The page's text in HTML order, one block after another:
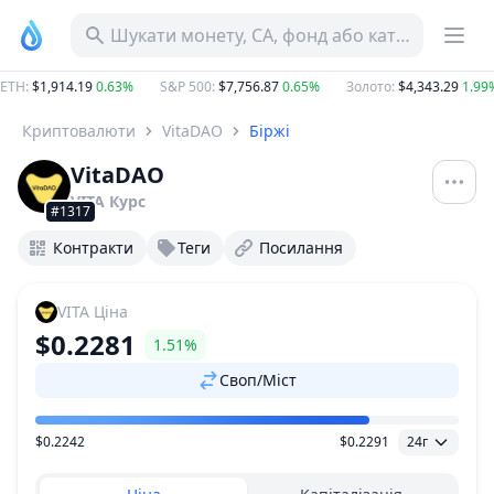
Шукати монету, CA, фонд або категорію
:$1,914.190.63% S&P 500:$7,756.870.65% Золото:$4,343.291.99%
Криптовалюти VitaDAO Біржі
#1317
VitaDAO
VITA Курс
Контракти Теги Посилання
VITA Ціна
$0.2281
1.51%
Своп/Міст
Діапазон цін
$0.2242 $0.2291 24г